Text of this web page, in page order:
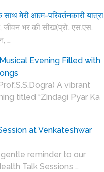
साथ मेरी आत्म-परिवर्तनकारी यात्रा
जीवन भर की सीख(प्रो. एस.एस.
…
Evening Filled with
A vibrant
titled “Zindagi Pyar Ka
at Venkateshwar
gentle reminder to our
Talk Sessions …